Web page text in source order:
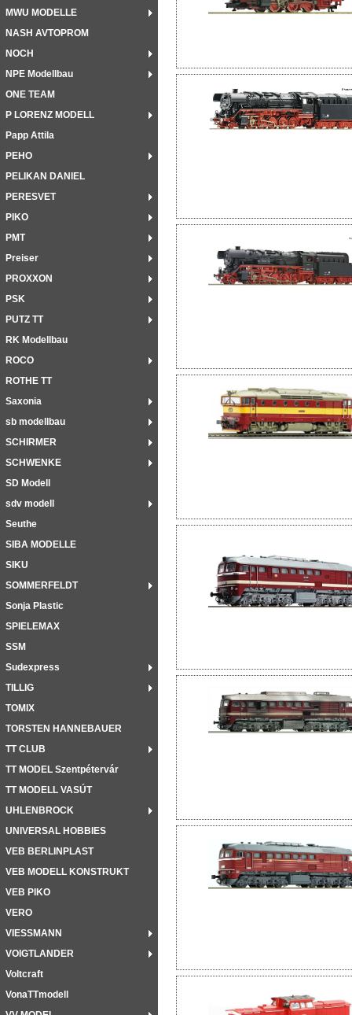
MWU MODELLE
NASH AVTOPROM
NOCH
NPE Modellbau
ONE TEAM
P LORENZ MODELL
Papp Attila
PEHO
PELIKAN DANIEL
PERESVET
PIKO
PMT
Preiser
PROXXON
PSK
PUTZ TT
RK Modellbau
ROCO
ROTHE TT
Saxonia
sb modellbau
SCHIRMER
SCHWENKE
SD Modell
sdv modell
Seuthe
SIBA MODELLE
SIKU
SOMMERFELDT
Sonja Plastic
SPIELEMAX
SSM
Sudexpress
TILLIG
TOMIX
TORSTEN HANNEBAUER
TT CLUB
TT MODEL Szentpétervár
TT MODELL VASÚT
UHLENBROCK
UNIVERSAL HOBBIES
VEB BERLINPLAST
VEB MODELL KONSTRUKT
VEB PIKO
VERO
VIESSMANN
VOIGTLANDER
Voltcraft
VonaTTmodell